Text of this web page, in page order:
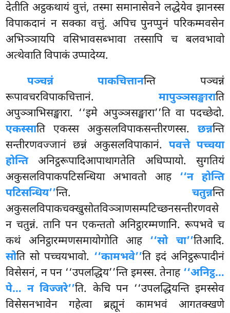
देतीति अट्ठकथायं वुत्तं, तस्मा समानासेवने लद्धेयेव झानस्स
विपाकदानं न सक्का वत्तुं. अपिच पुनप्पुनं परिकम्मवसेन
अभिञ्ञायपि वसिभावसब्भावा तस्सापि च बलवभावो
अत्थेवाति विपाकं उप्पादेय्य.
पञ्चन्नं पाकचित्तानन्ति पञ्चन्नं
रूपावचरविपाकचित्तानं. मापुञ्ञसङ्खाराति
अपुञ्ञाभिसङ्खारा. ‘‘इमे अपुञ्ञसङ्खारा’’ति वा पदच्छेदो.
एकस्साति एकस्स अकुसलविपाकसन्तीरणस्स. छन्नन्ति
सन्तीरणवज्जानं छन्नं अकुसलविपाकानं. पवत्ते पच्चया
होन्तिअनिट्ठरूपादिआपाथागतेति अधिप्पायो. सुगतियं
अकुसलविपाकपटिसन्धिया अभावतो आह ‘‘न होन्ति
पटिसन्धिय’’न्ति. चतुन्नन्ति
अकुसलविपाकचक्खुसोतविञ्ञाणसम्पटिच्छनसन्तीरणवसे
न चतुन्नं. तानि पन एकन्ततो अनिट्ठारम्मणानि. रूपभवे च
कथं अनिट्ठारम्मणसमायोगोति आह ‘‘सो चा’’तिआदि.
सोति सो पच्चयभावो. ‘‘कामभवे’’ति इदं अनिट्ठरूपादीनं
विसेसनं, न पन ‘‘उपलद्धिय’’न्ति इमस्स. तेनाह ‘‘अनिट्ठ…
पे… न विज्जरे’’ति. केचि पन ‘‘उपलद्धियन्ति इमस्सेव
विसेसनभावेन गहेत्वा ब्रह्मूनं कामभवं आगतक्खणे